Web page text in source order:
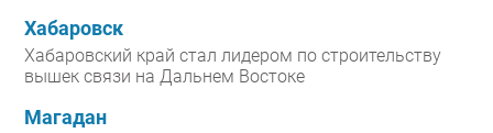
Хабаровск
Хабаровский край стал лидером по строительству
вышек связи на Дальнем Востоке
Магадан